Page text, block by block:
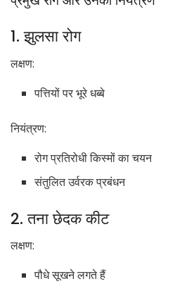
1. झुलसा रोग
लक्षण:
पत्तियों पर भूरे धब्बे
नियंत्रण:
रोग प्रतिरोधी किस्मों का चयन
संतुलित उर्वरक प्रबंधन
2. तना छेदक कीट
लक्षण:
पौधे सूखने लगते हैं